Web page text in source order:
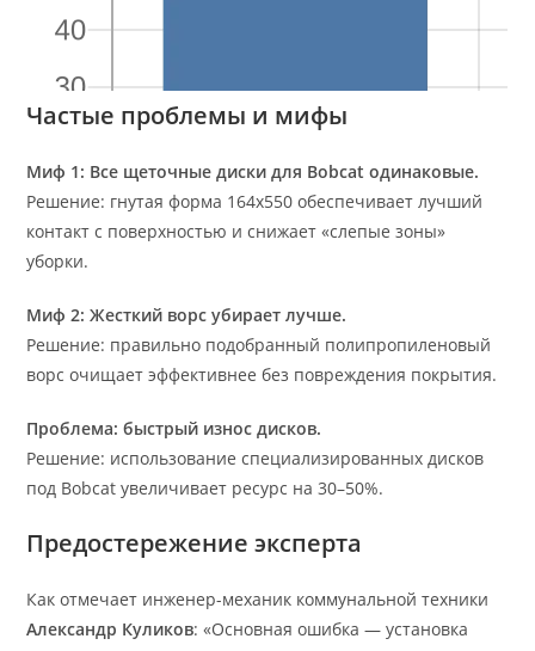
Частые проблемы и мифы
Миф 1: Все щеточные диски для Bobcat одинаковые.
Решение: гнутая форма 164х550 обеспечивает лучший
контакт с поверхностью и снижает «слепые зоны»
уборки.
Миф 2: Жесткий ворс убирает лучше.
Решение: правильно подобранный полипропиленовый
ворс очищает эффективнее без повреждения покрытия.
Проблема: быстрый износ дисков.
Решение: использование специализированных дисков
под Bobcat увеличивает ресурс на 30–50%.
Предостережение эксперта
Как отмечает инженер-механик коммунальной техники
Александр Куликов: «Основная ошибка — установка